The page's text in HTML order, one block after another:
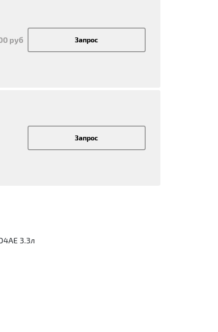
руб Запрос
Запрос
3.3л